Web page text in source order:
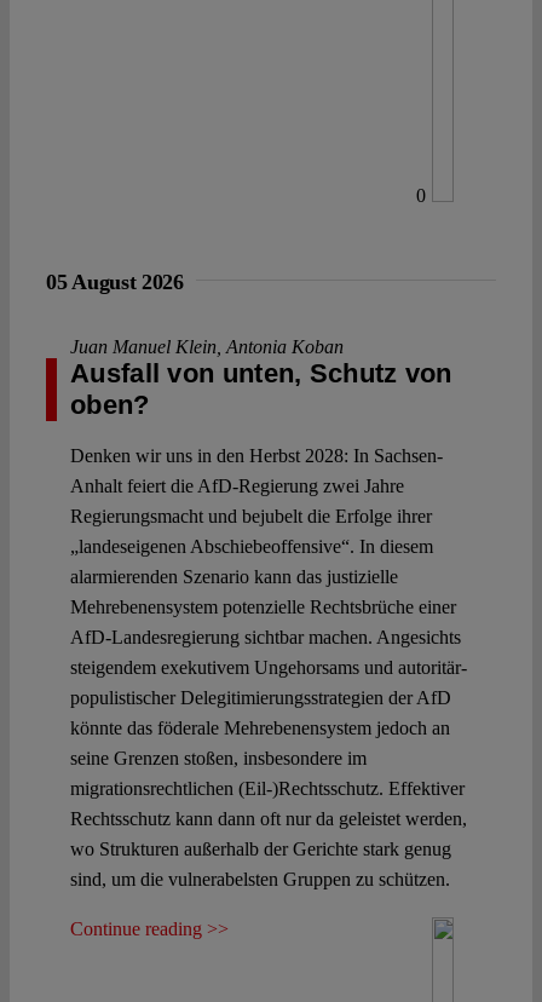
0
05 August 2026
Juan Manuel Klein Antonia Koban
Ausfall von unten, Schutz von
oben?
Denken wir uns in den Herbst 2028: In Sachsen-
Anhalt feiert die AfD-Regierung zwei Jahre
Regierungsmacht und bejubelt die Erfolge ihrer
„landeseigenen Abschiebeoffensive“. In diesem
alarmierenden Szenario kann das justizielle
Mehrebenensystem potenzielle Rechtsbrüche einer
AfD-Landesregierung sichtbar machen. Angesichts
steigendem exekutivem Ungehorsams und autoritär-
populistischer Delegitimierungsstrategien der AfD
könnte das föderale Mehrebenensystem jedoch an
seine Grenzen stoßen, insbesondere im
migrationsrechtlichen (Eil-)Rechtsschutz. Effektiver
Rechtsschutz kann dann oft nur da geleistet werden,
wo Strukturen außerhalb der Gerichte stark genug
sind, um die vulnerabelsten Gruppen zu schützen.
Continue reading >>